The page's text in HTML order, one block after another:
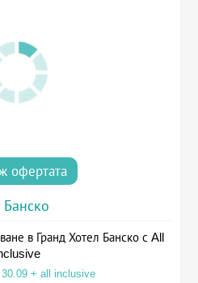
офертата
Банско
в Гранд Хотел Банско с All
30.09 + all inclusive